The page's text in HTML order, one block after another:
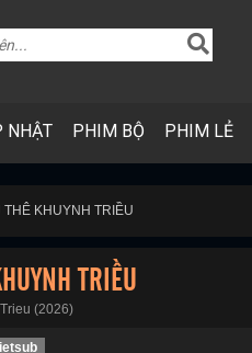
NHẬT PHIM BỘ PHIM LẺ
KHUYNH TRIỀU
TRIỀU
(2026)